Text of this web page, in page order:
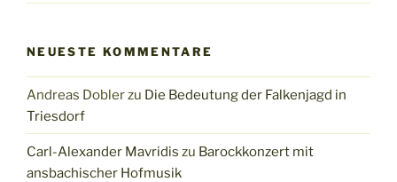
NEUESTE KOMMENTARE
Andreas Doblerzu Die Bedeutung der Falkenjagd in
Triesdorf
Carl-Alexander Mavridis zu Barockkonzert mit
ansbachischer Hofmusik